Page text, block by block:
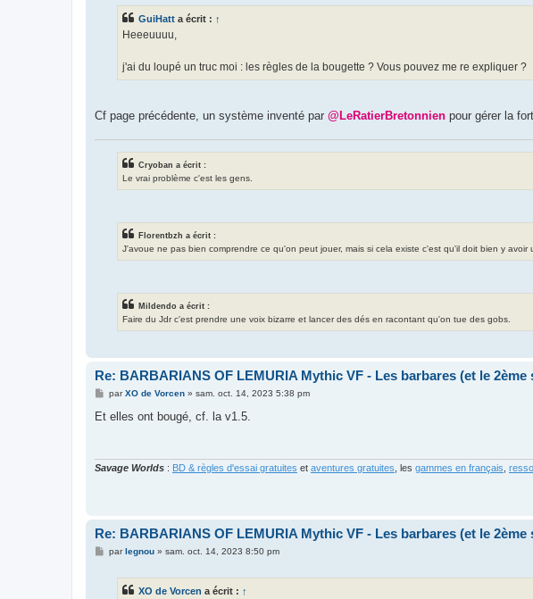
GuiHatt a écrit : ↑
Heeeuuuu,
j'ai du loupé un truc moi : les règles de la bougette ? Vous pouvez me re expliquer ?
Cf page précédente, un système inventé par @LeRatierBretonnien pour gérer la
Cryoban a écrit :
Le vrai problème c'est les gens.
Florentbzh a écrit :
J'avoue ne pas bien comprendre ce qu'on peut jouer, mais si cela existe c'est qu'il doit bien y avoir
Mildendo a écrit :
Faire du Jdr c'est prendre une voix bizarre et lancer des dés en racontant qu'on tue des gobs.
Re: BARBARIANS OF LEMURIA Mythic VF - Les barbares (et le
M
s
parXO de Vorcen» sam. oct. 14, 2023 5:38 pm
Et elles ont bougé, cf. la v1.5.
Savage Worlds : BD & règles d'essai gratuites et aventures gratuites , les gammes en français
Re: BARBARIANS OF LEMURIA Mythic VF - Les barbares (et le
Mparlegnou» sam. oct. 14, 2023 8:50 pm
XO de Vorcen a écrit : ↑